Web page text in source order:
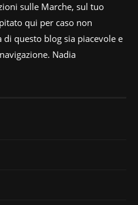
sulle Marche, sul tuo
qui per caso non
questo blog sia piacevole e
Nadia